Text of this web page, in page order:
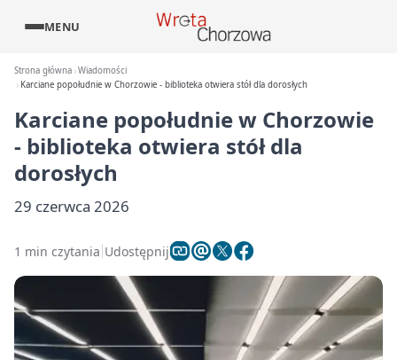
MENU
Strona główna Wiadomości
Karciane popołudnie w Chorzowie - biblioteka otwiera stół dla dorosłych
Karciane popołudnie w Chorzowie
- biblioteka otwiera stół dla
dorosłych
29 czerwca 2026
1 min czytania Udostępnij